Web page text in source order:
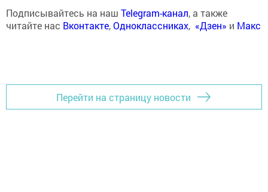
Подписывайтесь на наш Telegram-канал, а также
читайте нас Вконтакте,Одноклассниках, «Дзен» и Макс
Перейти на страницу новости